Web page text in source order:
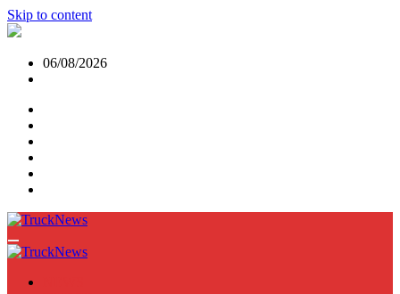
Skip to content
06/08/2026